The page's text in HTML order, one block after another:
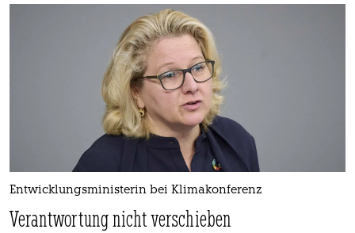
Entwicklungsministerin bei Klimakonferenz
Verantwortung nicht verschieben